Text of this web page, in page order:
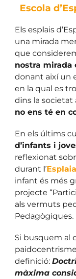
Escola
Els esplais
una mirada
que
nostra mirada
donant així un
en la qual es
dins la societat
no ens té en
En els últims
d’infants i
reflexionat
durant l’
infant és més
projecte
als vermuts
Pedagògiques.
Si busquem al
definició:
màxima